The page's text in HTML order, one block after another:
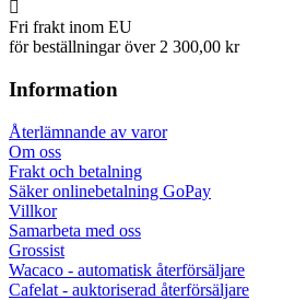
Fri frakt inom EU
för beställningar över 2 300,00 kr
Information
Återlämnande av varor
Om oss
Frakt och betalning
Säker onlinebetalning GoPay
Villkor
Samarbeta med oss
Grossist
Wacaco - automatisk återförsäljare
Cafelat - auktoriserad återförsäljare